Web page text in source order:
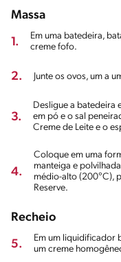
Massa
1.
Em uma batedeira,
creme fofo.
2. Junte os ovos, um a
3.
Desligue a batedeira
em pó e o sal
Creme de Leite e o
4.
Coloque em uma
manteiga e
médio-alto (200°C),
Reserve.
Recheio
5.
Em um liquidificador
um creme